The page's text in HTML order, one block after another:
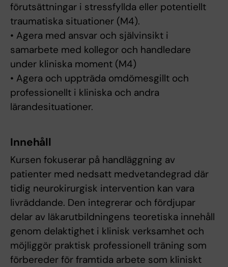
förutsättningar i stressfyllda eller potentiellt
traumatiska situationer (M4).
• Agera med ansvar och självinsikt i
samarbete med kollegor och handledare
under kliniska moment (M4)
• Agera och uppträda omdömesgillt och
professionellt i kliniska och andra
lärandesituationer.
Innehåll
Kursen fokuserar på handläggning av
patienter med nedsatt medvetandegrad där
tidig neurokirurgisk intervention kan vara
livräddande. Den integrerar och fördjupar
delar av läkarutbildningens teoretiska innehåll
genom delaktighet i klinisk verksamhet och
möjliggör praktisk professionell träning som
förbereder för framtida arbete som kliniskt